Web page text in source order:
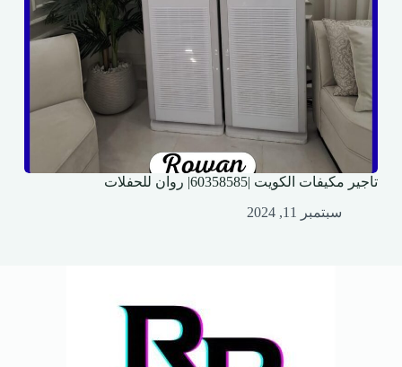
تاجير مكيفات الكويت |60358585| روان للحفلات
سبتمبر 11, 2024